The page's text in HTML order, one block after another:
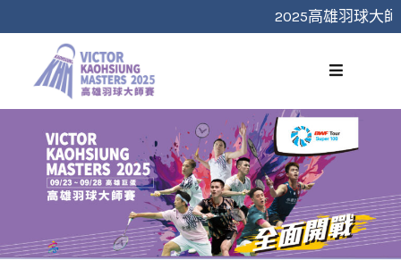
2025高雄羽球大師